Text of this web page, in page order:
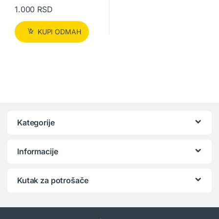
1.000 RSD
KUPI ODMAH
Kategorije
Informacije
Kutak za potrošače